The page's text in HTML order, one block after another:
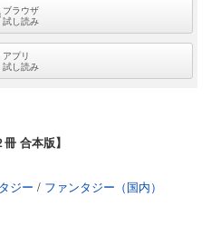
ブラウザ
試し読み
アプリ
試し読み
合本版】
ジー / ファンタジー（国内）